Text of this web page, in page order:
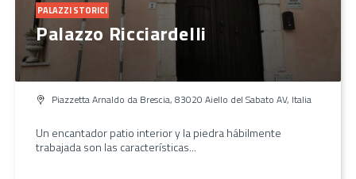
PALAZZI STORICI
Palazzo Ricciardelli
Piazzetta Arnaldo da Brescia, 83020 Aiello del Sabato AV, Italia
Un encantador patio interior y la piedra hábilmente
trabajada son las características...